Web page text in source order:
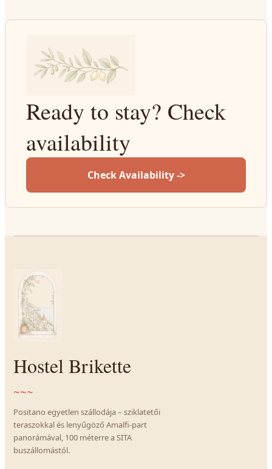
Ready to stay? Check
availability
Check Availability ->
Hostel Brikette
~~~
Positano egyetlen szállodája – sziklatetői
teraszokkal és lenyűgöző Amalfi-part
panorámával, 100 méterre a SITA
buszállomástól.